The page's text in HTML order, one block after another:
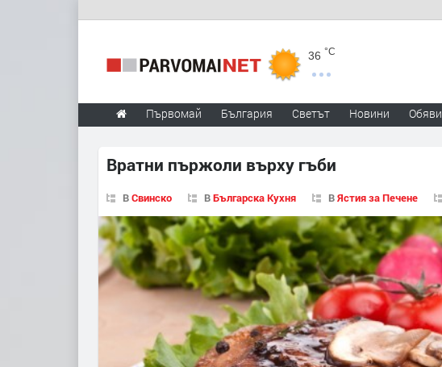
36 °C
Първомай България Светът Новини Обяви
Вратни пържоли върху гъби
ВСвинско ВБългарска Кухня ВЯстия за Печене